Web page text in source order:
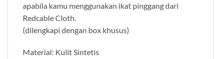
apabila kamu menggunakan ikat pinggang dari
Redcable Cloth.
(dilengkapi dengan box khusus)
Material: Kulit Sintetis